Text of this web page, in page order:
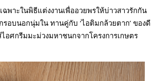
พาะในพิธีแต่งงานเพื่ออวยพรให้บ่าวสาวรักกัน
อบนอกนุ่มใน ทานคู่กับ ‘ไอติมกล้วยตาก’ ของดี
อศกรีมมะม่วงมหาชนกจากโครงการเกษตร